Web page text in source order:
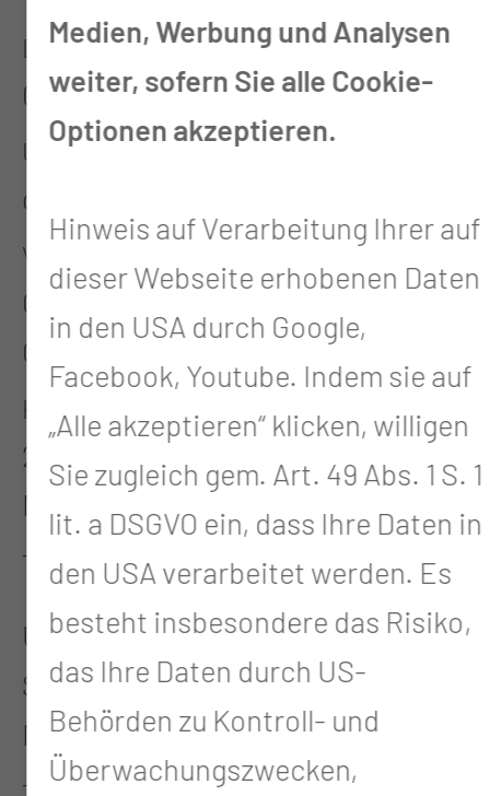
Datum
09.10.2025
Uhrzeit
ganztägig
Veranstaltungsort
Gebäude Cottbus Bowling
Gerhart-Hauptmann-Str. 15
Kurzbeschreibung
2. Praxisanleiter - Symposium der
Medizinischen Universität Lausitz
- Carl Thiem
Unser 2. Praxisanleiter-
Symposium der Akademie der
Medizinischen Universität Lausitz
- Carl Thiem findet unter dem
Medien, Werbung und Analysen
weiter, sofern Sie alle Cookie-
Optionen akzeptieren.
Hinweis auf Verarbeitung Ihrer auf
dieser Webseite erhobenen Daten
in den USA durch Google,
Facebook, Youtube. Indem sie auf
„Alle akzeptieren“ klicken, willigen
Sie zugleich gem. Art. 49 Abs. 1 S. 1
lit. a DSGVO ein, dass Ihre Daten in
den USA verarbeitet werden. Es
besteht insbesondere das Risiko,
das Ihre Daten durch US-
Behörden zu Kontroll- und
Überwachungszwecken,